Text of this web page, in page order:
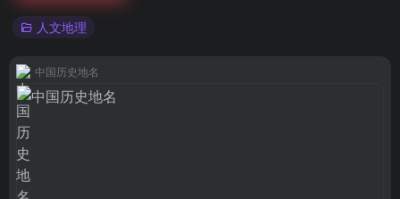
人文地理
中国历史地名